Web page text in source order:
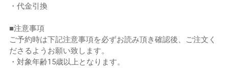
・代金引換
■注意事項
ご予約時は下記注意事項を必ずお読み頂き確認後、ご注文く
ださるようお願い致します。
・対象年齢15歳以上となります。